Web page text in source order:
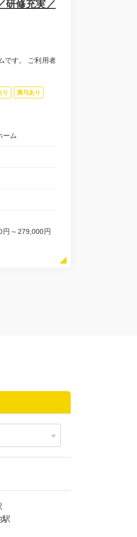
研修充実／
です。 ご利用者
り 賞与あり
ーム
～279,000円
駅